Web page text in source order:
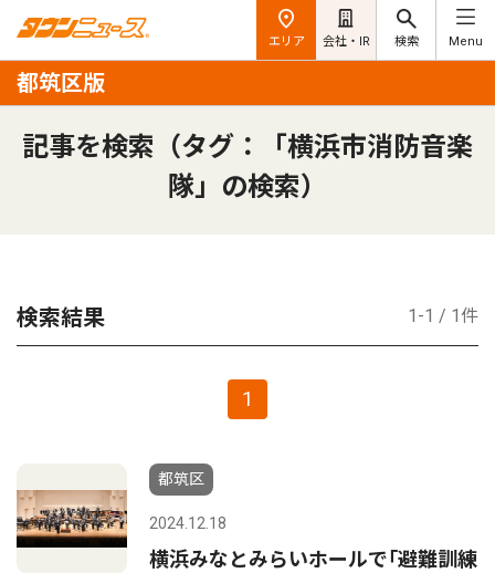
エリア 会社・IR 検索 Menu
都筑区版
記事を検索（タグ：「横浜市消防音楽
隊」の検索）
検索結果 1-1 / 1件
1
都筑区
2024.12.18
横浜みなとみらいホールで｢避難訓練